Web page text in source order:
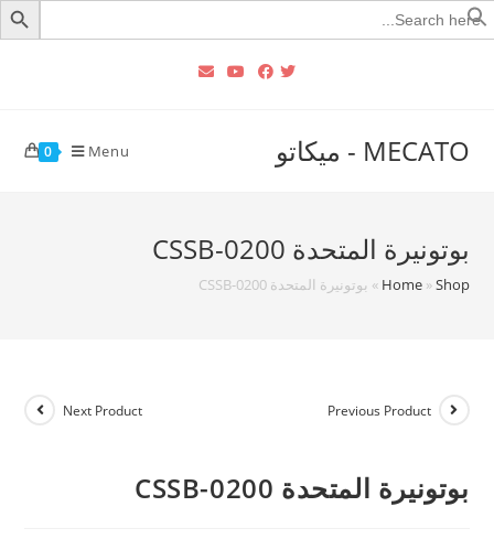
Search
for:
MECATO - ميكاتو 0 Menu
بوتونيرة المتحدة CSSB-0200
Home»Shop
» بوتونيرة المتحدة CSSB-0200
Previous Product
Next Product
بوتونيرة المتحدة CSSB-0200